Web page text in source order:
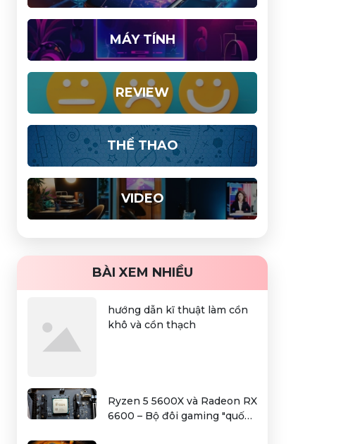
MÁY TÍNH
REVIEW
THỂ THAO
VIDEO
BÀI XEM NHIỀU
hướng dẫn kĩ thuật làm cồn
khô và cồn thạch
Ryzen 5 5600X và Radeon RX
6600 – Bộ đôi gaming "quốc